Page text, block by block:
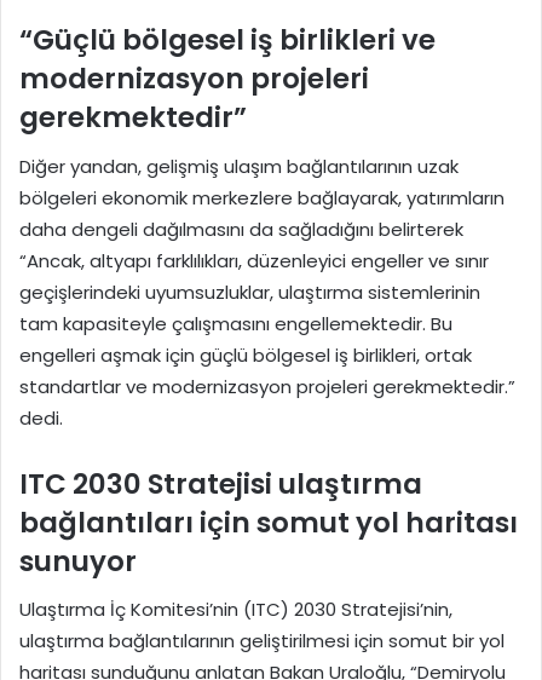
“Güçlü bölgesel iş birlikleri ve
modernizasyon projeleri
gerekmektedir”
Diğer yandan, gelişmiş ulaşım bağlantılarının uzak
bölgeleri ekonomik merkezlere bağlayarak, yatırımların
daha dengeli dağılmasını da sağladığını belirterek
“Ancak, altyapı farklılıkları, düzenleyici engeller ve sınır
geçişlerindeki uyumsuzluklar, ulaştırma sistemlerinin
tam kapasiteyle çalışmasını engellemektedir. Bu
engelleri aşmak için güçlü bölgesel iş birlikleri, ortak
standartlar ve modernizasyon projeleri gerekmektedir.”
dedi.
ITC 2030 Stratejisi ulaştırma
bağlantıları için somut yol haritası
sunuyor
Ulaştırma İç Komitesi’nin (ITC) 2030 Stratejisi’nin,
ulaştırma bağlantılarının geliştirilmesi için somut bir yol
haritası sunduğunu anlatan Bakan Uraloğlu, “Demiryolu